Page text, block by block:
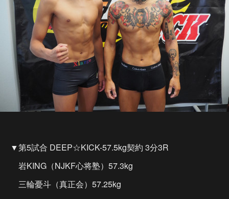
▼第5試合 DEEP☆KICK-57.5kg契約 3分3R
岩KING（NJKF心将塾）57.3kg
三輪憂斗（真正会）57.25kg